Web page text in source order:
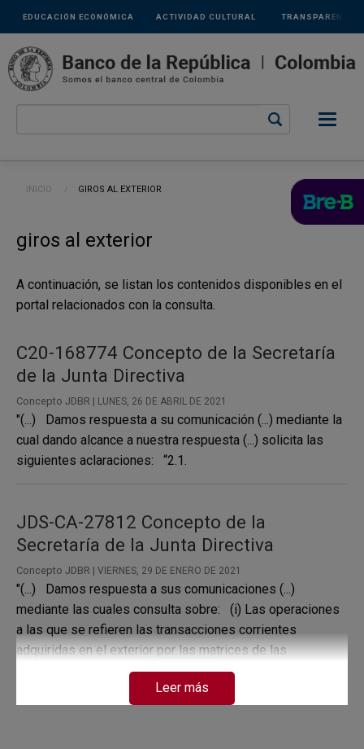
Pasar al contenido principal
Links
secundarios
ACTIVIDAD CULTURAL
EDUCACIÓN ECONÓMICA TRANSPARENCIA
Ruta de navegación
INICIO CURRENT:
GIROS AL EXTERIOR
giros al exterior
A continuación, se listan los contenidos disponibles en el
portal relacionados con la consulta.
C20-168774 Concepto de la Secretaría
de la Junta Directiva
Concepto JDBR | LUNES, 26 DE ABRIL DE 2021
"(...) Damos respuesta a su comunicación (...) mediante la
cual dando alcance a nuestra respuesta (...) solicita las
siguientes aclaraciones: “2.1.
JDS-CA-27812 Concepto de la
Secretaría de la Junta Directiva
Concepto JDBR | VIERNES, 29 DE ENERO DE 2021
"(...) Damos respuesta a sus comunicaciones (...)
mediante las cuales consulta sobre: (i) Las operaciones
a las que se refieren las transacciones corrientes
adquiridas en el exterior por las matrices de las
sucursales del régimen cambiario especial a las que se
Leer más